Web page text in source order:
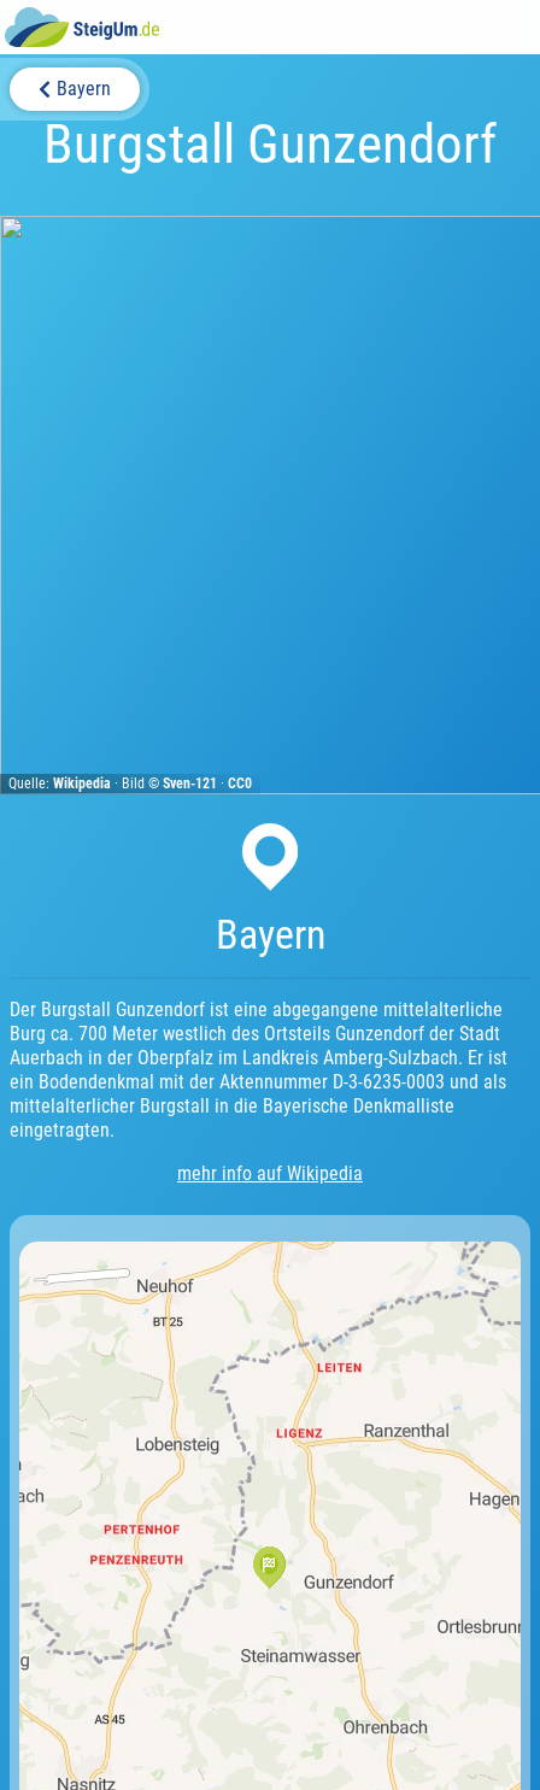
Bayern
Burgstall Gunzendorf
Quelle:Wikipedia · Bild ©Sven-121 ·CC0
Bayern
Der Burgstall Gunzendorf ist eine abgegangene mittelalterliche
Burg ca. 700 Meter westlich des Ortsteils Gunzendorf der Stadt
Auerbach in der Oberpfalz im Landkreis Amberg-Sulzbach. Er ist
ein Bodendenkmal mit der Aktennummer D-3-6235-0003 und als
mittelalterlicher Burgstall in die Bayerische Denkmalliste
eingetragten.
mehr info auf Wikipedia